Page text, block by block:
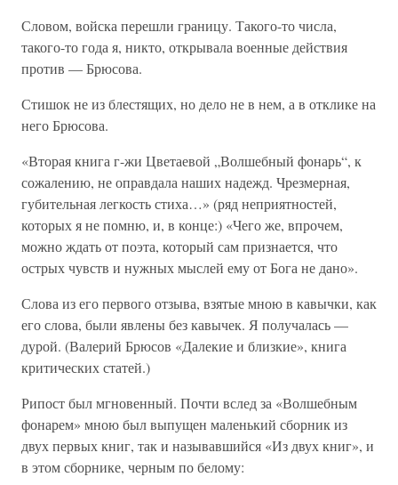
Словом, войска перешли границу. Такого-то числа,
такого-то года я, никто, открывала военные действия
против — Брюсова.
Стишок не из блестящих, но дело не в нем, а в отклике на
него Брюсова.
«Вторая книга г-жи Цветаевой „Волшебный фонарь“, к
сожалению, не оправдала наших надежд. Чрезмерная,
губительная легкость стиха…» (ряд неприятностей,
которых я не помню, и, в конце:) «Чего же, впрочем,
можно ждать от поэта, который сам признается, что
острых чувств и нужных мыслей ему от Бога не дано».
Слова из его первого отзыва, взятые мною в кавычки, как
его слова, были явлены без кавычек. Я получалась —
дурой. (Валерий Брюсов «Далекие и близкие», книга
критических статей.)
Рипост был мгновенный. Почти вслед за «Волшебным
фонарем» мною был выпущен маленький сборник из
двух первых книг, так и называвшийся «Из двух книг», и
в этом сборнике, черным по белому: